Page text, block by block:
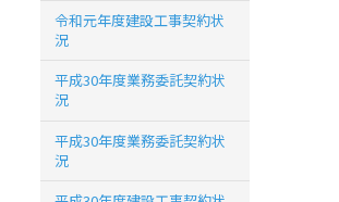
令和元年度建設工事契約状
況
平成30年度業務委託契約状
況
平成30年度業務委託契約状
況